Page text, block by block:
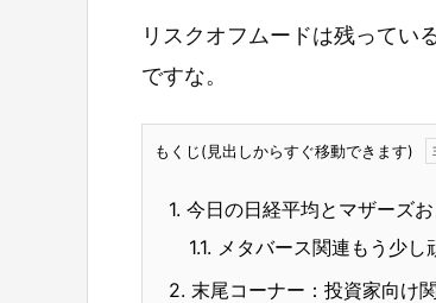
リスクオフムードは残ってい
ですな。
もくじ(見出しからすぐ移動できます)
1. 今日の日経平均とマザーズ
1.1. メタバース関連もう少し
2. 末尾コーナー：投資家向け